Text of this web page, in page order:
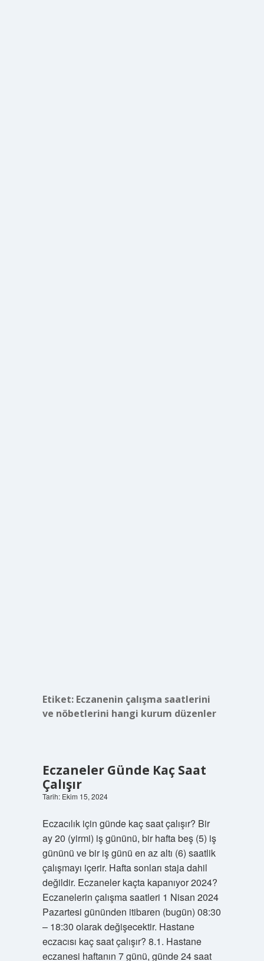
Etiket: Eczanenin çalışma saatlerini
ve nöbetlerini hangi kurum düzenler
Eczaneler Günde Kaç Saat
Çalışır
Tarih: Ekim 15, 2024
Eczacılık için günde kaç saat çalışır? Bir
ay 20 (yirmi) iş gününü, bir hafta beş (5) iş
gününü ve bir iş günü en az altı (6) saatlik
çalışmayı içerir. Hafta sonları staja dahil
değildir. Eczaneler kaçta kapanıyor 2024?
Eczanelerin çalışma saatleri 1 Nisan 2024
Pazartesi gününden itibaren (bugün) 08:30
– 18:30 olarak değişecektir. Hastane
eczacısı kaç saat çalışır? 8.1. Hastane
eczanesi haftanın 7 günü, günde 24 saat